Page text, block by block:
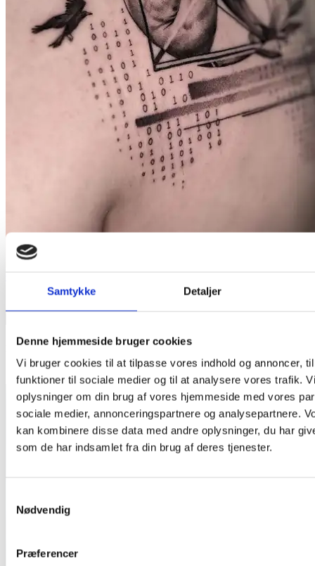
Samtykke Detaljer
Denne hjemmeside bruger cookies
Vi bruger cookies til at tilpasse vores indhold og annoncer,
funktioner til sociale medier og til at analysere vores trafik.
oplysninger om din brug af vores hjemmeside med vores
sociale medier, annonceringspartnere og analysepartnere.
kan kombinere disse data med andre oplysninger, du har
som de har indsamlet fra din brug af deres tjenester.
Nødvendig
Præferencer
Eugene
Aarhus 2.0